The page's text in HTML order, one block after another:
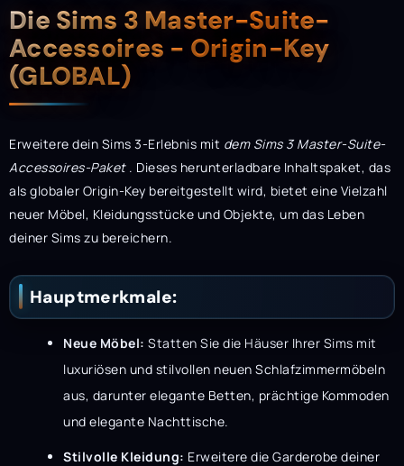
Beschreibung
Die Sims 3 Master-Suite-
Accessoires - Origin-Key
(GLOBAL)
Erweitere dein Sims 3-Erlebnis mit dem Sims 3 Master-Suite-
Accessoires-Paket. Dieses herunterladbare Inhaltspaket, das
als globaler Origin-Key bereitgestellt wird, bietet eine Vielzahl
neuer Möbel, Kleidungsstücke und Objekte, um das Leben
deiner Sims zu bereichern.
Hauptmerkmale:
Neue Möbel: Statten Sie die Häuser Ihrer Sims mit
luxuriösen und stilvollen neuen Schlafzimmermöbeln
aus, darunter elegante Betten, prächtige Kommoden
und elegante Nachttische.
Stilvolle Kleidung: Erweitere die Garderobe deiner